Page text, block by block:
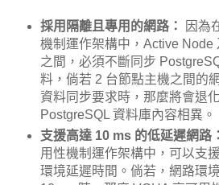
採用隔離且專用的網路：
因為
機制運作架構中，Active Node
之間，必須不斷同步
料，倘若 2 台節點主機之間的
資料同步要求時，那麼將會退
PostgreSQL 資料庫內容相異。
支援高達 10 ms 的低延遲網路：
用性機制運作架構中，可以支
環境延遲時間。倘若，網路環